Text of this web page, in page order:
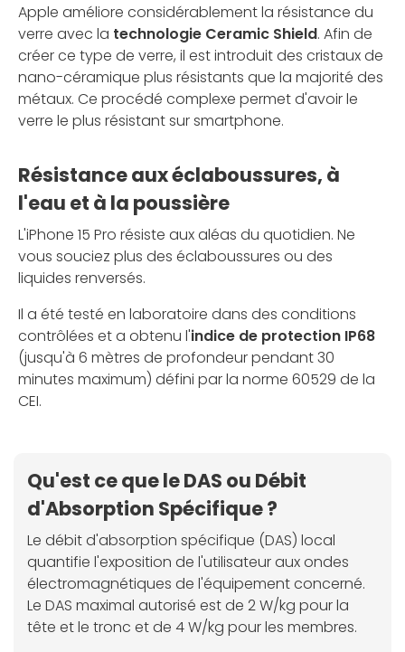
Apple améliore considérablement la résistance du
verre avec la technologie Ceramic Shield. Afin de
créer ce type de verre, il est introduit des cristaux de
nano-céramique plus résistants que la majorité des
métaux. Ce procédé complexe permet d'avoir le
verre le plus résistant sur smartphone.
Résistance aux éclaboussures, à
l'eau et à la poussière
L'iPhone 15 Pro résiste aux aléas du quotidien. Ne
vous souciez plus des éclaboussures ou des
liquides renversés.
Il a été testé en laboratoire dans des conditions
contrôlées et a obtenu l'indice de protection IP68
(jusqu'à 6 mètres de profondeur pendant 30
minutes maximum) défini par la norme 60529 de la
CEI.
Qu'est ce que le DAS ou Débit
d'Absorption Spécifique ?
Le débit d'absorption spécifique (DAS) local
quantifie l'exposition de l'utilisateur aux ondes
électromagnétiques de l'équipement concerné.
Le DAS maximal autorisé est de 2 W/kg pour la
tête et le tronc et de 4 W/kg pour les membres.